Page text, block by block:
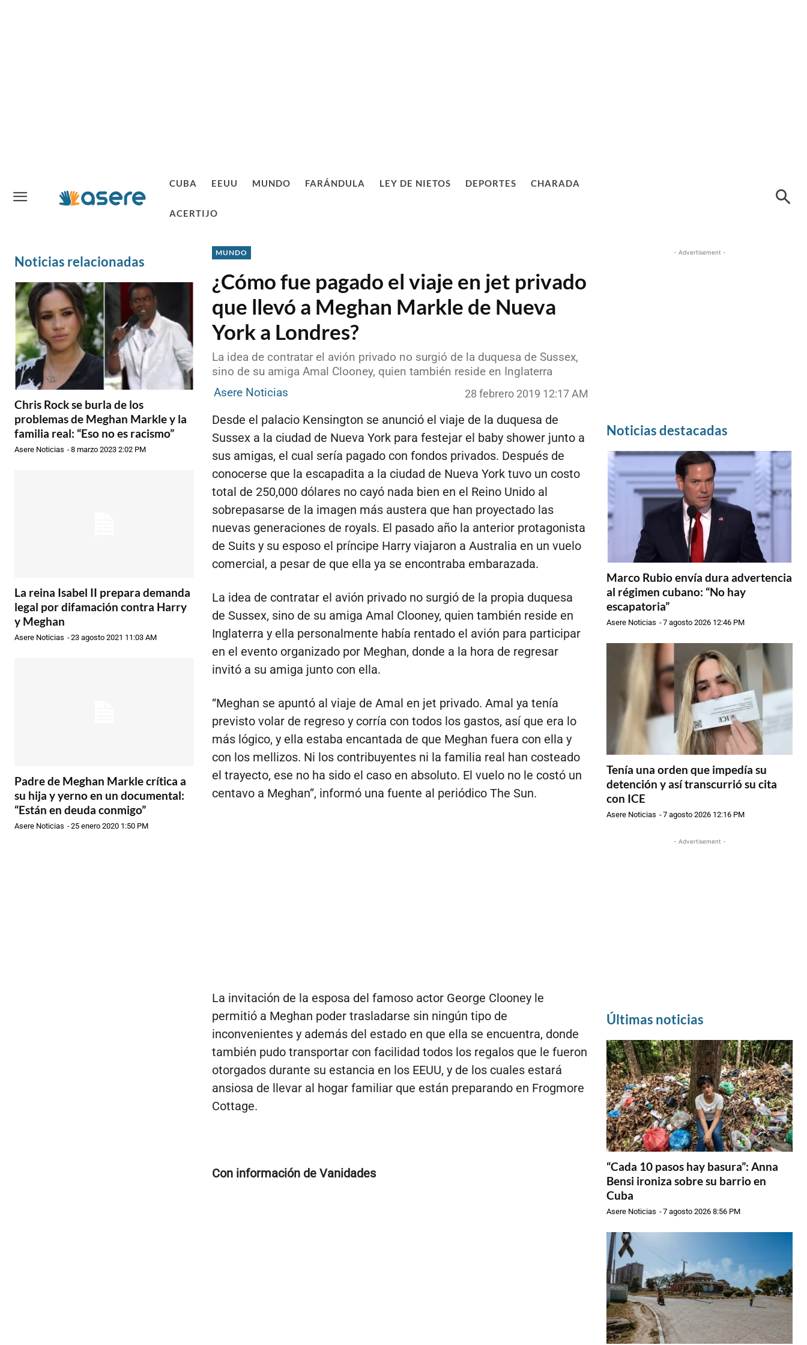
CUBA EEUU MUNDO FARÁNDULA LEY DE NIETOS DEPORTES CHARADA
ACERTIJO
Noticias relacionadas
Chris Rock se burla de los
problemas de Meghan Markle y la
familia real: “Eso no es racismo”
Asere Noticias -8 marzo 2023 2:02 PM
La reina Isabel II prepara demanda
legal por difamación contra Harry
y Meghan
Asere Noticias -23 agosto 2021 11:03 AM
Padre de Meghan Markle crítica a
su hija y yerno en un documental:
“Están en deuda conmigo”
Asere Noticias -25 enero 2020 1:50 PM
MUNDO
¿Cómo fue pagado el viaje en jet privado
que llevó a Meghan Markle de Nueva
York a Londres?
La idea de contratar el avión privado no surgió de la duquesa de Sussex,
sino de su amiga Amal Clooney, quien también reside en Inglaterra
Asere Noticias
28 febrero 2019 12:17 AM
Desde el palacio Kensington se anunció el viaje de la duquesa de
Sussex a la ciudad de Nueva York para festejar el baby shower junto a
sus amigas, el cual sería pagado con fondos privados. Después de
conocerse que la escapadita a la ciudad de Nueva York tuvo un costo
total de 250,000 dólares no cayó nada bien en el Reino Unido al
sobrepasarse de la imagen más austera que han proyectado las
nuevas generaciones de royals. El pasado año la anterior protagonista
de Suits y su esposo el príncipe Harry viajaron a Australia en un vuelo
comercial, a pesar de que ella ya se encontraba embarazada.
La idea de contratar el avión privado no surgió de la propia duquesa
de Sussex, sino de su amiga Amal Clooney, quien también reside en
Inglaterra y ella personalmente había rentado el avión para participar
en el evento organizado por Meghan, donde a la hora de regresar
invitó a su amiga junto con ella.
“Meghan se apuntó al viaje de Amal en jet privado. Amal ya tenía
previsto volar de regreso y corría con todos los gastos, así que era lo
más lógico, y ella estaba encantada de que Meghan fuera con ella y
con los mellizos. Ni los contribuyentes ni la familia real han costeado
el trayecto, ese no ha sido el caso en absoluto. El vuelo no le costó un
centavo a Meghan”, informó una fuente al periódico The Sun.
La invitación de la esposa del famoso actor George Clooney le
permitió a Meghan poder trasladarse sin ningún tipo de
inconvenientes y además del estado en que ella se encuentra, donde
también pudo transportar con facilidad todos los regalos que le fueron
otorgados durante su estancia en los EEUU, y de los cuales estará
ansiosa de llevar al hogar familiar que están preparando en Frogmore
Cottage.
Con información de Vanidades
- Advertisement -
Noticias destacadas
Marco Rubio envía dura advertencia
al régimen cubano: “No hay
escapatoria”
Asere Noticias -7 agosto 2026 12:46 PM
Tenía una orden que impedía su
detención y así transcurrió su cita
con ICE
Asere Noticias -7 agosto 2026 12:16 PM
- Advertisement -
Últimas noticias
“Cada 10 pasos hay basura”: Anna
Bensi ironiza sobre su barrio en
Cuba
Asere Noticias -7 agosto 2026 8:56 PM